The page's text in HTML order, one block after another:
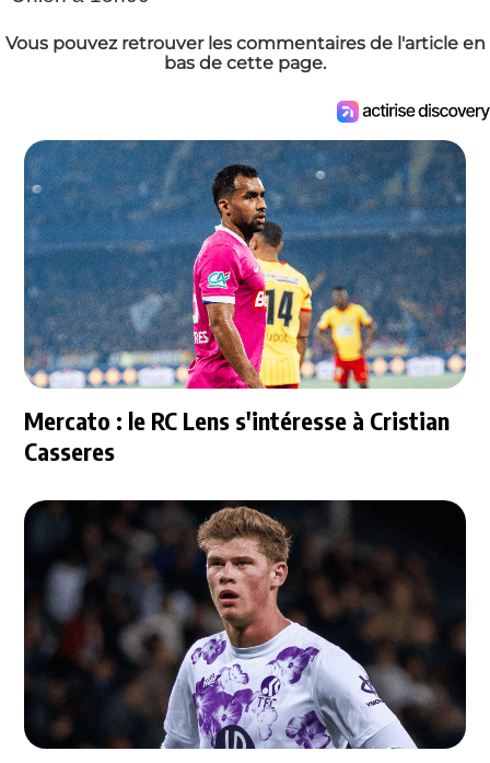
Vous pouvez retrouver les commentaires de l'article en
bas de cette page.
Mercato : le RC Lens s'intéresse à Cristian
Casseres